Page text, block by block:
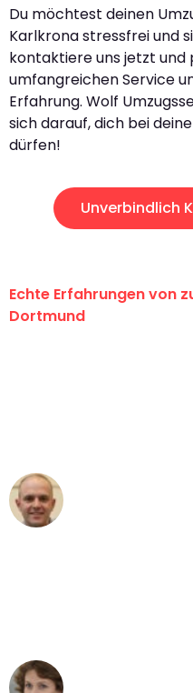
Du möchtest deinen
Karlkrona stressfrei und
kontaktiere uns jetzt
umfangreichen Service
Erfahrung. Wolf
sich darauf, dich bei
dürfen!
Unverbindlich
Echte Erfahrungen von
Dortmund